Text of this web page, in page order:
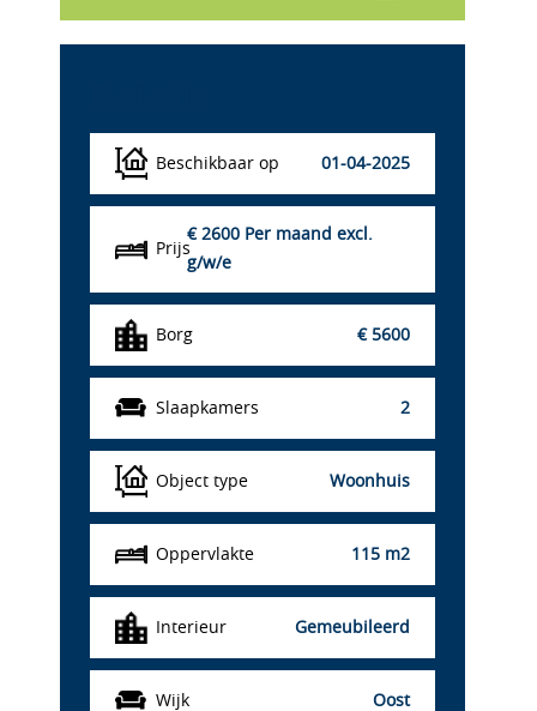
Beschikbaar op 01-04-2025
Prijs
€ 2600 Per maand excl.
g/w/e
Borg € 5600
Slaapkamers 2
Object type Woonhuis
Oppervlakte 115 m2
Interieur Gemeubileerd
Wijk Oost